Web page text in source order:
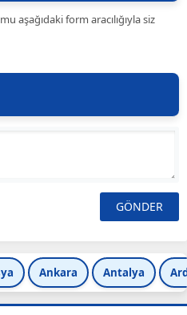
aşağıdaki form aracılığıyla siz
Ankara Antalya